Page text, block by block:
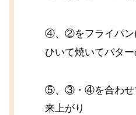
④、②をフライパン
ひいて焼いてバタ
⑤、③・④を合わせ
来上がり